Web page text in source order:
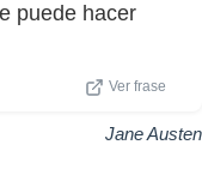
puede hacer
Ver frase
Jane Austen